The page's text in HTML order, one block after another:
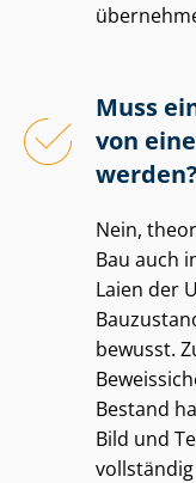
Muss
von
werden?
Nein,
Bau auch
Laien der
bewusst.
Bestand
Bild und